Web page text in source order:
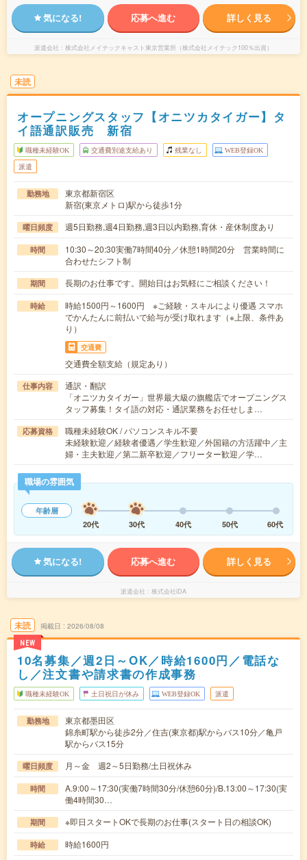
気になる! 応募へ進む 詳しく見る
派遣会社 株式会社メイテックキャスト東京営業所（株式会社メイテック100％出資）
未読
オープニングスタッフ【オニツカタイガー】タ
イ語通訳販売 新宿
職種未経験OK 交通費別途支給あり 残業なし WEB登録OK
派遣
勤務地
東京都新宿区
新宿(東京メトロ)駅から徒歩1分
曜日頻度 週5日勤務,週4日勤務,週3日以内勤務,育休・産休制度あり
時間
10:30～20:30実働7時間40分／休憩1時間20分 営業時間に
合わせたシフト制
期間 長期のお仕事です。開始日はお気軽にご相談ください！
時給
時給1500円～1600円 ※ご経験・スキルにより優遇 スマホ
でかんたんに前払いで給与が受け取れます（※上限、条件あ
り）
交通費
交通費全額支給（規定あり）
仕事内容
通訳・翻訳
「オニツカタイガー」世界最大級の旗艦店でオープニングス
タッフ募集！タイ語の対応・通訳業務をお任せしま…
応募資格
職種未経験OK / パソコンスキル不要
未経験歓迎／経験者優遇／学生歓迎／外国籍の方活躍中／主
婦・主夫歓迎／第二新卒歓迎／フリーター歓迎／学…
職場の雰囲気
年齢層
20代
30代 40代 50代 60代
気になる! 応募へ進む 詳しく見る
派遣会社 株式会社iDA
未読
NEW
掲載日 2026/08/08
10名募集／週2日～OK／時給1600円／電話な
し／注文書や請求書の作成事務
職種未経験OK 土日祝日が休み WEB登録OK 派遣
勤務地
東京都墨田区
錦糸町駅から徒歩2分／住吉(東京都)駅からバス10分／亀戸
駅からバス15分
曜日頻度 月～金 週2～5日勤務/土日祝休み
時間
A.9:00～17:30(実働7時間30分/休憩60分)/B.13:00～17:30(実
働4時間30…
期間 ※即日スタートOKで長期のお仕事(スタート日の相談OK)
時給 時給1600円